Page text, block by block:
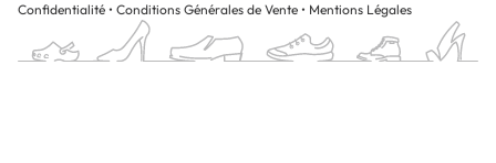
Confidentialité • Conditions Générales de Vente • Mentions Légales